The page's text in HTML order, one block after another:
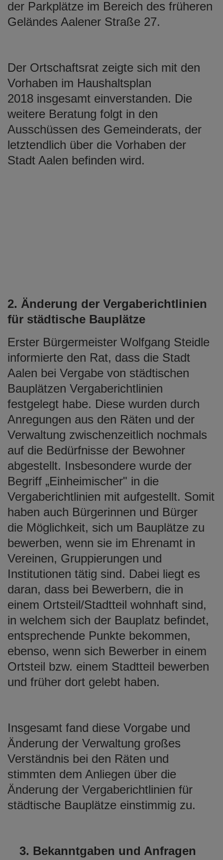
der Parkplätze im Bereich des früheren
Geländes Aalener Straße 27.
Der Ortschaftsrat zeigte sich mit den
Vorhaben im Haushaltsplan
2018 insgesamt einverstanden. Die
weitere Beratung folgt in den
Ausschüssen des Gemeinderats, der
letztendlich über die Vorhaben der
Stadt Aalen befinden wird.
2. Änderung der Vergaberichtlinien
für städtische Bauplätze
Erster Bürgermeister Wolfgang Steidle
informierte den Rat, dass die Stadt
Aalen bei Vergabe von städtischen
Bauplätzen Vergaberichtlinien
festgelegt habe. Diese wurden durch
Anregungen aus den Räten und der
Verwaltung zwischenzeitlich nochmals
auf die Bedürfnisse der Bewohner
abgestellt. Insbesondere wurde der
Begriff „Einheimischer" in die
Vergaberichtlinien mit aufgestellt. Somit
haben auch Bürgerinnen und Bürger
die Möglichkeit, sich um Bauplätze zu
bewerben, wenn sie im Ehrenamt in
Vereinen, Gruppierungen und
Institutionen tätig sind. Dabei liegt es
daran, dass bei Bewerbern, die in
einem Ortsteil/Stadtteil wohnhaft sind,
in welchem sich der Bauplatz befindet,
entsprechende Punkte bekommen,
ebenso, wenn sich Bewerber in einem
Ortsteil bzw. einem Stadtteil bewerben
und früher dort gelebt haben.
Insgesamt fand diese Vorgabe und
Änderung der Verwaltung großes
Verständnis bei den Räten und
stimmten dem Anliegen über die
Änderung der Vergaberichtlinien für
städtische Bauplätze einstimmig zu.
3. Bekanntgaben und Anfragen